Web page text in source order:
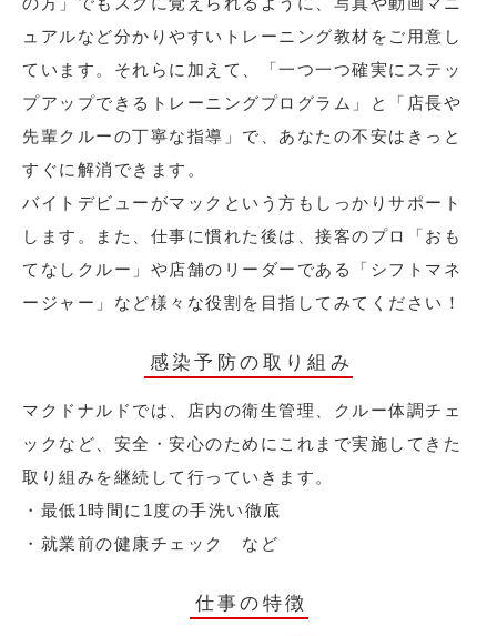
ュアルなど分かりやすいトレーニング教材をご用意し
ています。それらに加えて、「一つ一つ確実にステッ
プアップできるトレーニングプログラム」と「店長や
先輩クルーの丁寧な指導」で、あなたの不安はきっと
すぐに解消できます。
バイトデビューがマックという方もしっかりサポート
します。また、仕事に慣れた後は、接客のプロ「おも
てなしクルー」や店舗のリーダーである「シフトマネ
ージャー」など様々な役割を目指してみてください！
感染予防の取り組み
マクドナルドでは、店内の衛生管理、クルー体調チェ
ックなど、安全・安心のためにこれまで実施してきた
取り組みを継続して行っていきます。
・最低1時間に1度の手洗い徹底
・就業前の健康チェック など
仕事の特徴